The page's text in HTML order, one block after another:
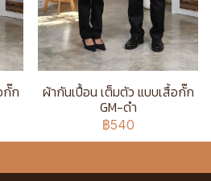
กั๊ก ผ้ากันเปื้อน เต็มตัว แบบเสื้อกั๊ก
GM-ดำ
฿540